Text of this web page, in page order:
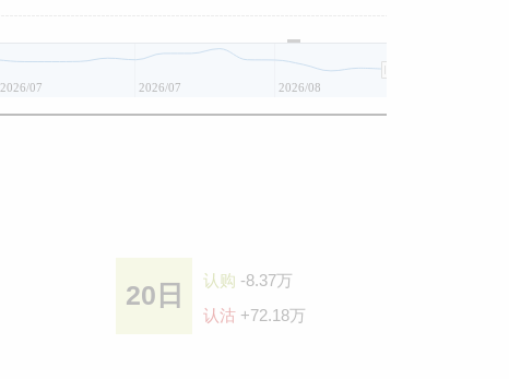
2026/07 2026/07 2026/08
20日 认购 -8.37万
认沽 +72.18万